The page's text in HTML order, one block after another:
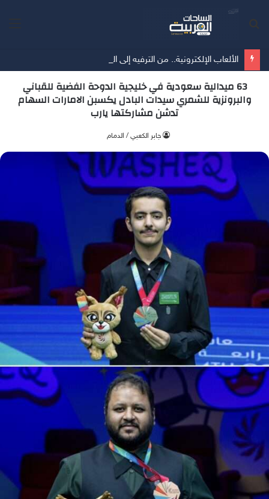
الألعاب الإلكترونية.. من الترفيه إلى الاحتراف وصناعة المستقبل
63 ميدالية سعودية في خليجية الدوحة الفضية للقباني
والبرونزية للشمري سيدات البادل يكسبن الامارات السهام
تدشن مشاركتها يارب
جابر الكعبي / الدمام